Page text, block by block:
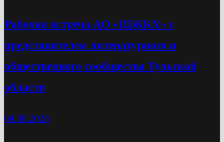
Рабочая встреча АО «ЩЖКХ» с
представителем литературного и
общественного сообщества Тульской
области
04.08.2026